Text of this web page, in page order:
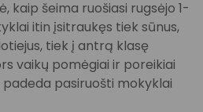
kaip šeima ruošiasi rugsėjo 1-
itin įsitraukęs tiek sūnus,
tiek į antrą klasę
vaikų pomėgiai ir poreikiai
padeda pasiruošti mokyklai